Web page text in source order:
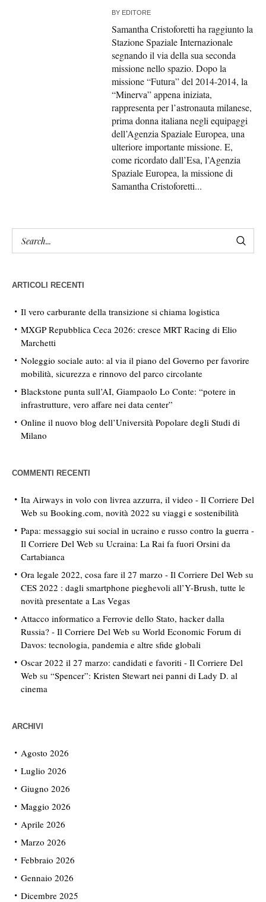
BY EDITORE
Samantha Cristoforetti ha raggiunto la
Stazione Spaziale Internazionale
segnando il via della sua seconda
missione nello spazio. Dopo la
missione “Futura” del 2014-2014, la
“Minerva” appena iniziata,
rappresenta per l’astronauta milanese,
prima donna italiana negli equipaggi
dell’Agenzia Spaziale Europea, una
ulteriore importante missione. E,
come ricordato dall’Esa, l’Agenzia
Spaziale Europea, la missione di
Samantha Cristoforetti...
ARTICOLI RECENTI
Il vero carburante della transizione si chiama logistica
MXGP Repubblica Ceca 2026: cresce MRT Racing di Elio
Marchetti
Noleggio sociale auto: al via il piano del Governo per favorire
mobilità, sicurezza e rinnovo del parco circolante
Blackstone punta sull’AI, Giampaolo Lo Conte: “potere in
infrastrutture, vero affare nei data center”
Online il nuovo blog dell’Università Popolare degli Studi di
Milano
COMMENTI RECENTI
Ita Airways in volo con livrea azzurra, il video - Il Corriere Del
Web su Booking.com, novità 2022 su viaggi e sostenibilità
Papa: messaggio sui social in ucraino e russo contro la guerra -
Il Corriere Del Web su Ucraina: La Rai fa fuori Orsini da
Cartabianca
Ora legale 2022, cosa fare il 27 marzo - Il Corriere Del Web su
CES 2022 : dagli smartphone pieghevoli all’Y-Brush, tutte le
novità presentate a Las Vegas
Attacco informatico a Ferrovie dello Stato, hacker dalla
Russia? - Il Corriere Del Web su World Economic Forum di
Davos: tecnologia, pandemia e altre sfide globali
Oscar 2022 il 27 marzo: candidati e favoriti - Il Corriere Del
Web su “Spencer”: Kristen Stewart nei panni di Lady D. al
cinema
ARCHIVI
Agosto 2026
Luglio 2026
Giugno 2026
Maggio 2026
Aprile 2026
Marzo 2026
Febbraio 2026
Gennaio 2026
Dicembre 2025